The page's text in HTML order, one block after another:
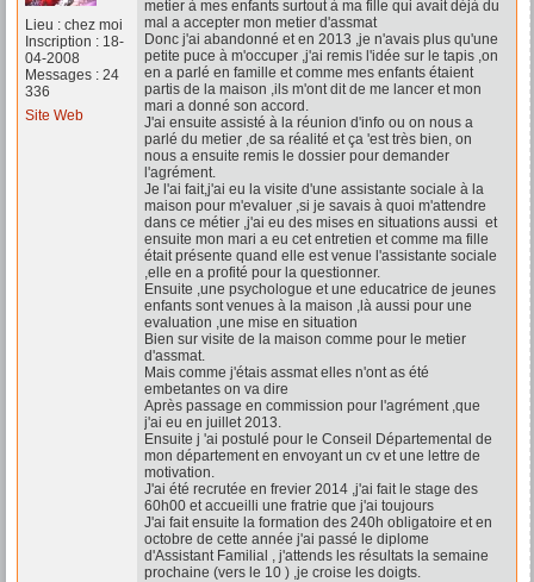
Lieu : chez moi
Inscription : 18-
04-2008
Messages : 24
336
Site Web
metier à mes enfants surtout à ma fille qui avait déjà du
mal a accepter mon metier d'assmat
Donc j'ai abandonné et en 2013 ,je n'avais plus qu'une
petite puce à m'occuper ,j'ai remis l'idée sur le tapis ,on
en a parlé en famille et comme mes enfants étaient
partis de la maison ,ils m'ont dit de me lancer et mon
mari a donné son accord.
J'ai ensuite assisté à la réunion d'info ou on nous a
parlé du metier ,de sa réalité et ça 'est très bien, on
nous a ensuite remis le dossier pour demander
l'agrément.
Je l'ai fait,j'ai eu la visite d'une assistante sociale à la
maison pour m'evaluer ,si je savais à quoi m'attendre
dans ce métier ,j'ai eu des mises en situations aussi et
ensuite mon mari a eu cet entretien et comme ma fille
était présente quand elle est venue l'assistante sociale
,elle en a profité pour la questionner.
Ensuite ,une psychologue et une educatrice de jeunes
enfants sont venues à la maison ,là aussi pour une
evaluation ,une mise en situation
Bien sur visite de la maison comme pour le metier
d'assmat.
Mais comme j'étais assmat elles n'ont as été
embetantes on va dire
Après passage en commission pour l'agrément ,que
j'ai eu en juillet 2013.
Ensuite j 'ai postulé pour le Conseil Départemental de
mon département en envoyant un cv et une lettre de
motivation.
J'ai été recrutée en frevier 2014 ,j'ai fait le stage des
60h00 et accueilli une fratrie que j'ai toujours
J'ai fait ensuite la formation des 240h obligatoire et en
octobre de cette année j'ai passé le diplome
d'Assistant Familial , j'attends les résultats la semaine
prochaine (vers le 10 ) ,je croise les doigts.